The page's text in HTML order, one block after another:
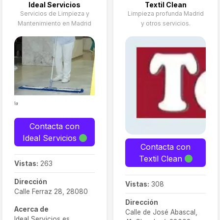
Ideal Servicios
Servicios de Limpieza y
Mantenimiento en Madrid
Contacta con
Ideal Servicios
Vistas: 263
Dirección
Calle Ferraz 28, 28080
Acerca de
Textil Clean
Limpieza profunda Madrid
y otros servicios.
Contacta con
Textil Clean
Vistas: 308
Dirección
Calle de José Abascal,